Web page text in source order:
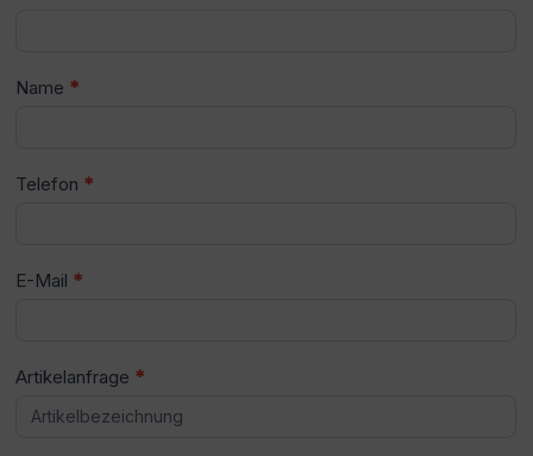
Name *
Telefon *
E-Mail *
Artikelanfrage *